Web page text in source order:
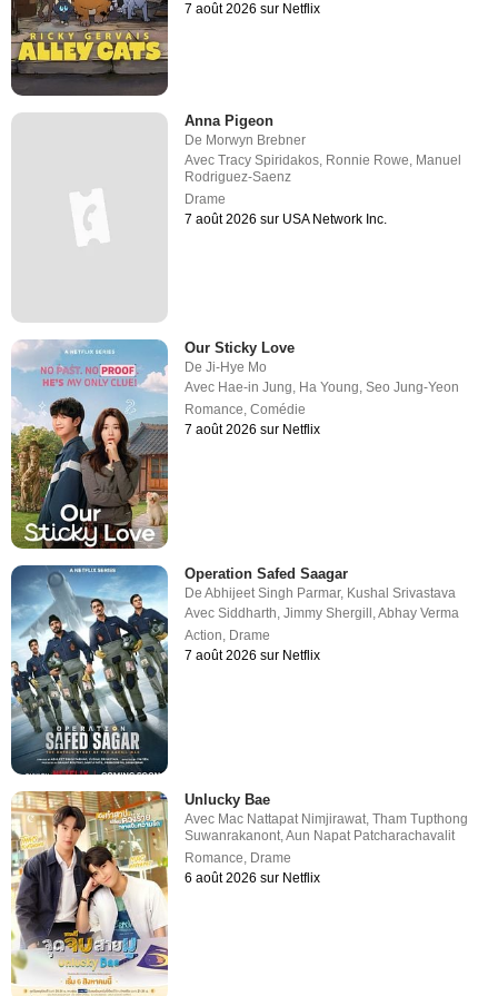
7 août 2026 sur Netflix
Anna Pigeon
De Morwyn Brebner
AvecTracy Spiridakos, Ronnie Rowe, Manuel
Rodriguez-Saenz
Drame
7 août 2026 sur USA Network Inc.
Our Sticky Love
DeJi-Hye Mo
Avec Hae-in Jung Ha Young ,Seo Jung-Yeon
Romance ,Comédie
7 août 2026 sur Netflix
Operation Safed Saagar
DeAbhijeet Singh Parmar, Kushal Srivastava
AvecSiddharth,Jimmy Shergill ,Abhay Verma
Action, Drame
7 août 2026 sur Netflix
Unlucky Bae
Avec Mac Nattapat Nimjirawat,Tham Tupthong
Suwanrakanont,Aun Napat Patcharachavalit
Romance, Drame
6 août 2026 sur Netflix